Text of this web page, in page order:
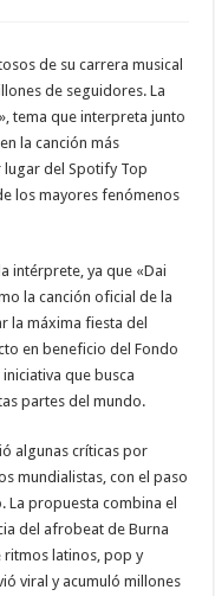
de su carrera musical
de seguidores. La
tema que interpreta junto
la canción más
lugar del Spotify Top
los mayores fenómenos
intérprete, ya que «Dai
la canción oficial de la
la máxima fiesta del
en beneficio del Fondo
que busca
partes del mundo.
algunas críticas por
mundialistas, con el paso
La propuesta combina el
del afrobeat de Burna
ritmos latinos, pop y
viral y acumuló millones